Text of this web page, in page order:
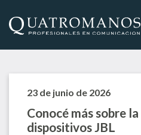
23 de junio de 2026
Conocé más sobre
dispositivos JBL